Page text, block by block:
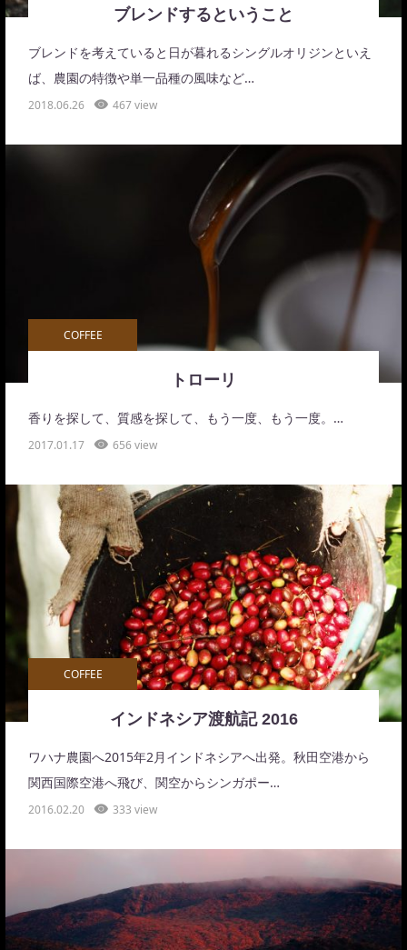
ブレンドするということ
ブレンドを考えていると日が暮れるシングルオリジンといえ
ば、農園の特徴や単一品種の風味など…
2018.06.26 467 view
COFFEE
トローリ
香りを探して、質感を探して、もう一度、もう一度。…
2017.01.17 656 view
COFFEE
インドネシア渡航記 2016
ワハナ農園へ2015年2月インドネシアへ出発。秋田空港から
関西国際空港へ飛び、関空からシンガポー…
2016.02.20 333 view